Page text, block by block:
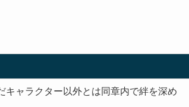
キャラクター以外とは同章内で絆を深め